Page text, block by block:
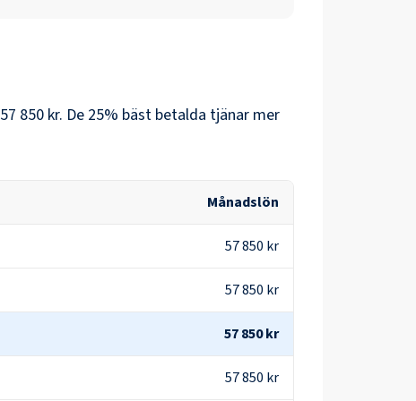
57 850 kr. De 25% bäst betalda tjänar mer
Månadslön
57 850 kr
57 850 kr
57 850 kr
57 850 kr